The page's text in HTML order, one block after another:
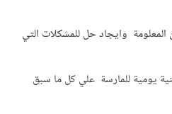
وايجاد حل للمشكلات التي
يومية للمارسة علي كل ما سبق